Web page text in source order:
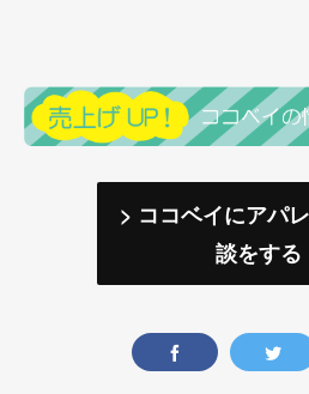
> ココベイにアパ
談をする